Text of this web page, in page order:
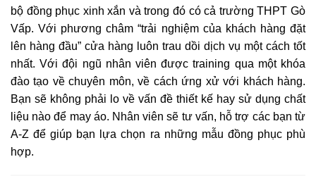
bộ đồng phục xinh xắn và trong đó có cả trường THPT Gò
Vấp. Với phương châm “trải nghiệm của khách hàng đặt
lên hàng đầu” cửa hàng luôn trau dồi dịch vụ một cách tốt
nhất. Với đội ngũ nhân viên được training qua một khóa
đào tạo về chuyên môn, về cách ứng xử với khách hàng.
Bạn sẽ không phải lo về vấn đề thiết kế hay sử dụng chất
liệu nào để may áo. Nhân viên sẽ tư vấn, hỗ trợ các bạn từ
A-Z để giúp bạn lựa chọn ra những mẫu đồng phục phù
hợp.